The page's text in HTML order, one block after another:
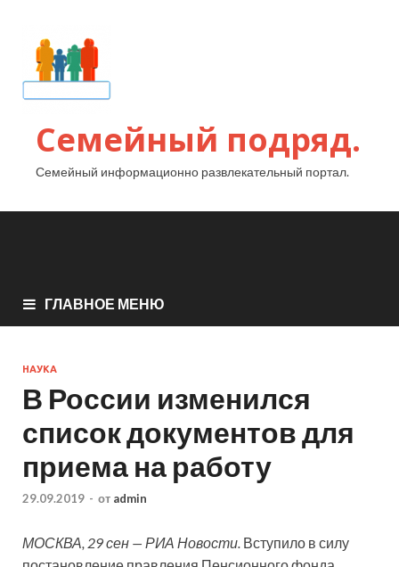
Семейный подряд.
Семейный информационно развлекательный портал.
ГЛАВНОЕ МЕНЮ
НАУКА
В России изменился
список документов для
приема на работу
29.09.2019 - от admin
МОСКВА, 29 сен — РИА Новости. Вступило в силу